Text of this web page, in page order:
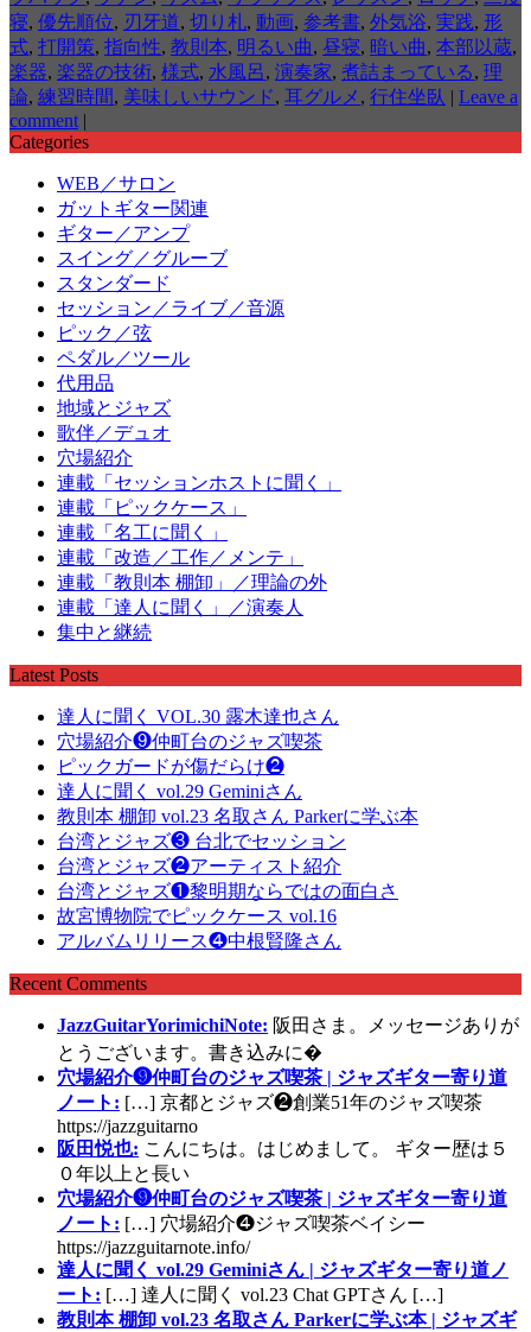
寝, 優先順位, 刃牙道, 切り札, 動画, 参考書, 外気浴, 実践, 形
式, 打開策, 指向性, 教則本, 明るい曲, 昼寝, 暗い曲, 本部以蔵,
楽器, 楽器の技術, 様式, 水風呂, 演奏家, 煮詰まっている, 理
論, 練習時間, 美味しいサウンド, 耳グルメ , 行住坐臥 | Leave a
comment |
Categories
WEB／サロン
ガットギター関連
ギター／アンプ
スイング／グルーブ
スタンダード
セッション／ライブ／音源
ピック／弦
ペダル／ツール
代用品
地域とジャズ
歌伴／デュオ
穴場紹介
連載「セッションホストに聞く」
連載「ピックケース」
連載「名工に聞く」
連載「改造／工作／メンテ」
連載「教則本 棚卸」／理論の外
連載「達人に聞く」／演奏人
集中と継続
Latest Posts
達人に聞く VOL.30 露木達也さん
穴場紹介❾仲町台のジャズ喫茶
ピックガードが傷だらけ❷
達人に聞く vol.29 Geminiさん
教則本 棚卸 vol.23 名取さん Parkerに学ぶ本
台湾とジャズ❸ 台北でセッション
台湾とジャズ❷アーティスト紹介
台湾とジャズ❶黎明期ならではの面白さ
故宮博物院でピックケース vol.16
アルバムリリース❹中根賢隆さん
Recent Comments
JazzGuitarYorimichiNote: 阪田さま。メッセージありが
とうございます。書き込みに�
穴場紹介❾仲町台のジャズ喫茶 | ジャズギター寄り道
ノート: […] 京都とジャズ❷創業51年のジャズ喫茶
https://jazzguitarno
阪田悦也: こんにちは。はじめまして。 ギター歴は５
０年以上と長い
穴場紹介❾仲町台のジャズ喫茶 | ジャズギター寄り道
ノート: […] 穴場紹介❹ジャズ喫茶ベイシー
https://jazzguitarnote.info/
達人に聞く vol.29 Geminiさん | ジャズギター寄り道ノ
ート: […] 達人に聞く vol.23 Chat GPTさん […]
教則本 棚卸 vol.23 名取さん Parkerに学ぶ本 | ジャズギ